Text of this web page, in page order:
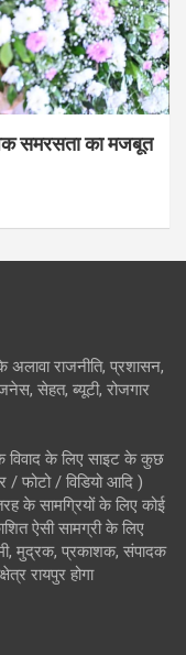
समरसता का मजबूत
राजनीति, प्रशासन,
सेहत, ब्यूटी, रोजगार
विवाद के लिए साइट के कुछ
/ फोटो / विडियो आदि )
के सामग्रियों के लिए कोई
ऐसी सामग्री के लिए
मुद्रक, प्रकाशक, संपादक
रायपुर होगा